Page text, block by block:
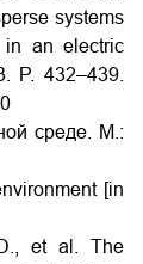
systems
in an electric
P. 432–439.
среде. М.:
[in
et al. The